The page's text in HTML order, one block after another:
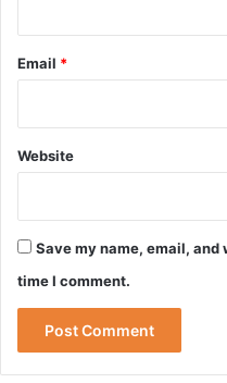
Email *
Website
Save my name, email,
time I comment.